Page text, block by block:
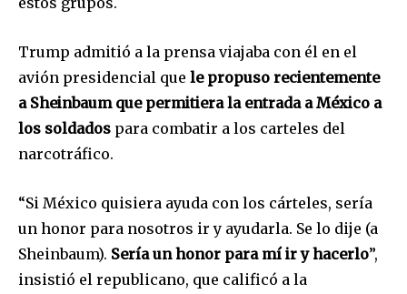
Trump admitió a la prensa viajaba con él en el
avión presidencial que le propuso recientemente
a Sheinbaum que permitiera la entrada a México a
los soldados para combatir a los carteles del
narcotráfico.
“Si México quisiera ayuda con los cárteles, sería
un honor para nosotros ir y ayudarla. Se lo dije (a
Sheinbaum). Sería un honor para mí ir y hacerlo”,
insistió el republicano, que calificó a la